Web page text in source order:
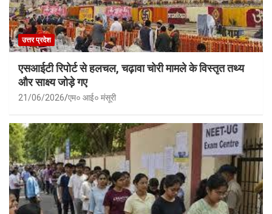
उत्तर प्रदेश
एसआईटी रिपोर्ट से हलचल, चढ़ावा चोरी मामले के विस्तृत तथ्य
और साक्ष्य जोड़े गए
21/06/2026 एम० आई० मंसूरी